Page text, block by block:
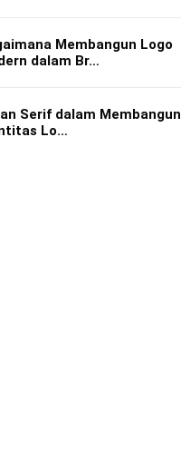
Membangun Logo
dalam Br…
Serif dalam Membangun
Lo…